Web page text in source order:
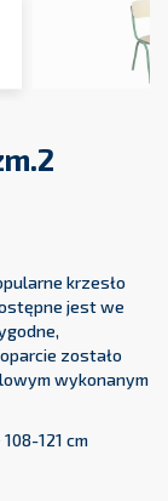
krzesło
jest we
zostało
wykonanym
121 cm